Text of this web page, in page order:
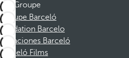
Groupe
Groupe Barceló
Fondation Barcelo
Vacaciones Barceló
Barceló Films